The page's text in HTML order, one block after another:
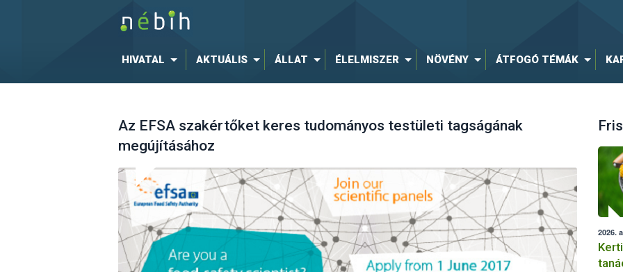
HIVATAL AKTUÁLIS ÁLLAT ÉLELMISZER NÖVÉNY ÁTFOGÓ TÉMÁK
Az EFSA szakértőket keres tudományos testületi tagságának
megújításához
2026.